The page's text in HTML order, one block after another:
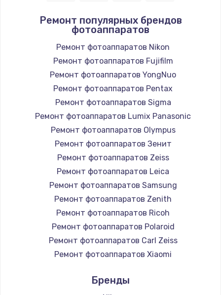
Ремонт популярных брендов
фотоаппаратов
Ремонт фотоаппаратов Nikon
Ремонт фотоаппаратов Fujifilm
Ремонт фотоаппаратов YongNuo
Ремонт фотоаппаратов Pentax
Ремонт фотоаппаратов Sigma
Ремонт фотоаппаратов Lumix Panasonic
Ремонт фотоаппаратов Olympus
Ремонт фотоаппаратов Зенит
Ремонт фотоаппаратов Zeiss
Ремонт фотоаппаратов Leica
Ремонт фотоаппаратов Samsung
Ремонт фотоаппаратов Zenith
Ремонт фотоаппаратов Ricoh
Ремонт фотоаппаратов Polaroid
Ремонт фотоаппаратов Carl Zeiss
Ремонт фотоаппаратов Xiaomi
Ремонт фотоаппаратов Kodak
Бренды